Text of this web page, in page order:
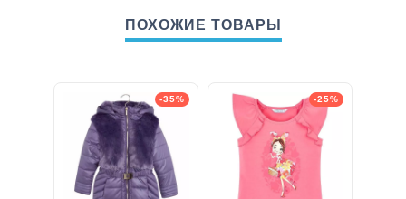
ПОХОЖИЕ ТОВАРЫ
-35% -25%